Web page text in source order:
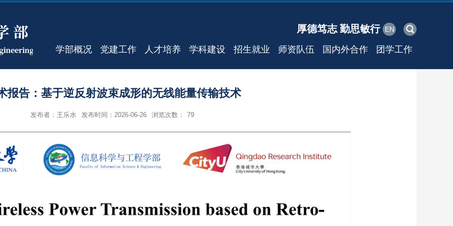
厚德笃志 勤思敏行 EN
学部概况 党建工作 人才培养 学科建设 招生就业 师资队伍 国内外合作 团学工作
报告：基于逆反射波束成形的无线能量传输技术
发布者：王乐水 发布时间：2026-06-26 浏览次数： 79